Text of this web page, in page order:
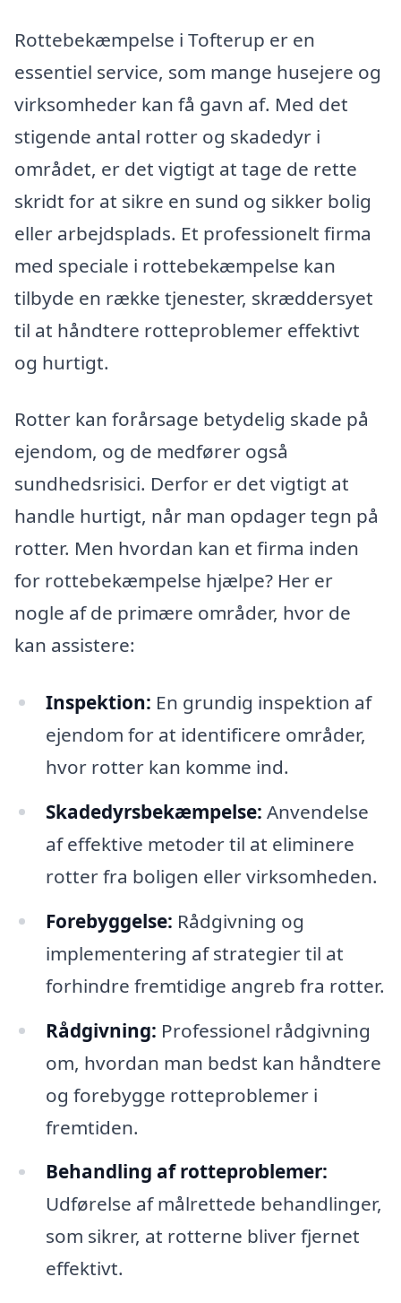
Rottebekæmpelse i Tofterup er en
essentiel service, som mange husejere og
virksomheder kan få gavn af. Med det
stigende antal rotter og skadedyr i
området, er det vigtigt at tage de rette
skridt for at sikre en sund og sikker bolig
eller arbejdsplads. Et professionelt firma
med speciale i rottebekæmpelse kan
tilbyde en række tjenester, skræddersyet
til at håndtere rotteproblemer effektivt
og hurtigt.
Rotter kan forårsage betydelig skade på
ejendom, og de medfører også
sundhedsrisici. Derfor er det vigtigt at
handle hurtigt, når man opdager tegn på
rotter. Men hvordan kan et firma inden
for rottebekæmpelse hjælpe? Her er
nogle af de primære områder, hvor de
kan assistere:
Inspektion: En grundig inspektion af
ejendom for at identificere områder,
hvor rotter kan komme ind.
Skadedyrsbekæmpelse: Anvendelse
af effektive metoder til at eliminere
rotter fra boligen eller virksomheden.
Forebyggelse: Rådgivning og
implementering af strategier til at
forhindre fremtidige angreb fra rotter.
Rådgivning: Professionel rådgivning
om, hvordan man bedst kan håndtere
og forebygge rotteproblemer i
fremtiden.
Behandling af rotteproblemer:
Udførelse af målrettede behandlinger,
som sikrer, at rotterne bliver fjernet
effektivt.